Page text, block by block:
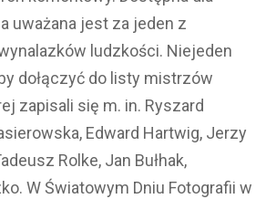
uważana jest za jeden z
ludzkości. Niejeden
dołączyć do listy mistrzów
zapisali się m. in. Ryszard
Edward Hartwig, Jerzy
Rolke, Jan Bułhak,
W Światowym Dniu Fotografii w